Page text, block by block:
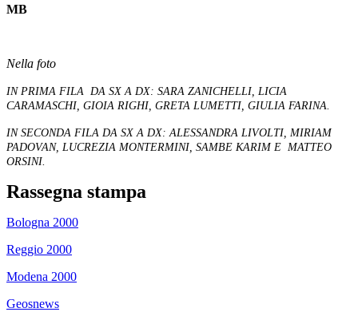
MB
Nella foto
IN PRIMA FILA DA SX A DX: SARA ZANICHELLI, LICIA
CARAMASCHI, GIOIA RIGHI, GRETA LUMETTI, GIULIA FARINA.
IN SECONDA FILA DA SX A DX: ALESSANDRA LIVOLTI, MIRIAM
PADOVAN, LUCREZIA MONTERMINI, SAMBE KARIM E MATTEO
ORSINI.
Rassegna stampa
Bologna 2000
Reggio 2000
Modena 2000
Geosnews